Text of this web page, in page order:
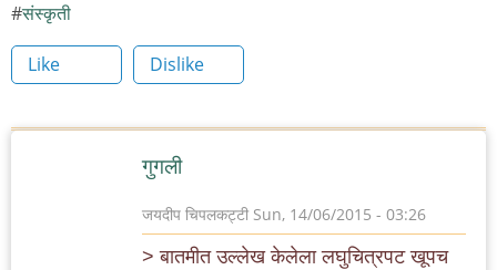
संस्कृती
Like Dislike
गुगली
जयदीप चिपलकट्टी Sun, 14/06/2015 - 03:26
> बातमीत उल्लेख केलेला लघुचित्रपट खूपच